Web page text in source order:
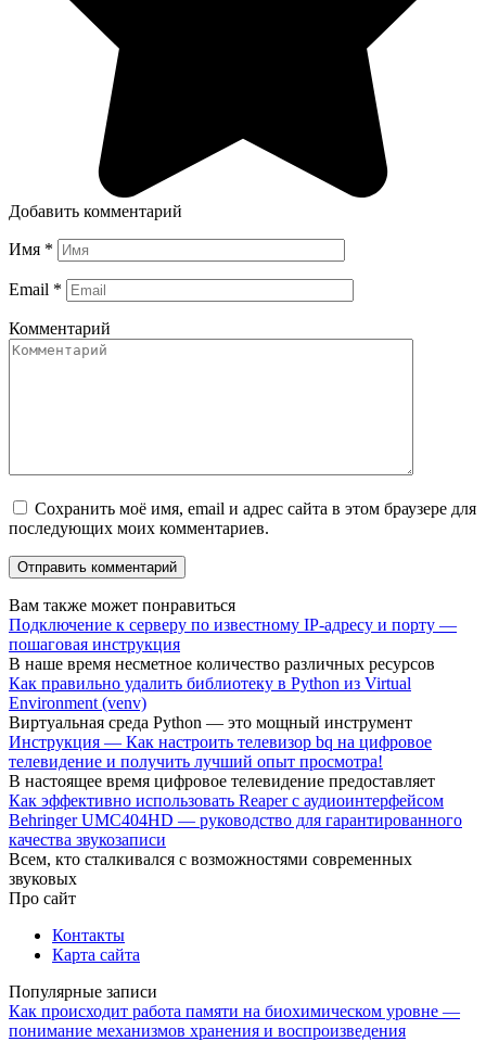
Добавить комментарий
Имя *
Email *
Комментарий
Сохранить моё имя, email и адрес сайта в этом браузере для
последующих моих комментариев.
Вам также может понравиться
Подключение к серверу по известному IP-адресу и порту —
пошаговая инструкция
В наше время несметное количество различных ресурсов
Как правильно удалить библиотеку в Python из Virtual
Environment (venv)
Виртуальная среда Python — это мощный инструмент
Инструкция — Как настроить телевизор bq на цифровое
телевидение и получить лучший опыт просмотра!
В настоящее время цифровое телевидение предоставляет
Как эффективно использовать Reaper с аудиоинтерфейсом
Behringer UMC404HD — руководство для гарантированного
качества звукозаписи
Всем, кто сталкивался с возможностями современных
звуковых
Про сайт
Контакты
Карта сайта
Популярные записи
Как происходит работа памяти на биохимическом уровне —
понимание механизмов хранения и воспроизведения